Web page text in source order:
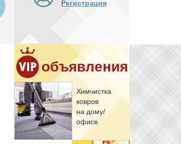
Регистрация
объявления
Хим­чист­ка
ков­ров
на до­му/
офи­се